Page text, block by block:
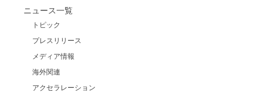
ニュース一覧
トピック
プレスリリース
メディア情報
海外関連
アクセラレーション